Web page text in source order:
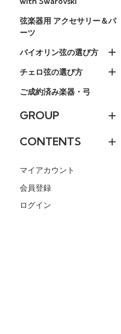
弦楽器用 アクセサリー＆パ
ーツ
バイオリン弦の選び方
チェロ弦の選び方
ご成約済み楽器・弓
GROUP
CONTENTS
マイアカウント
会員登録
ログイン